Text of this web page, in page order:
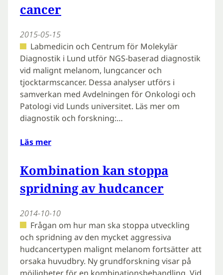
cancer
2015-05-15
Labmedicin och Centrum för Molekylär
Diagnostik i Lund utför NGS-baserad diagnostik
vid malignt melanom, lungcancer och
tjocktarmscancer. Dessa analyser utförs i
samverkan med Avdelningen för Onkologi och
Patologi vid Lunds universitet. Läs mer om
diagnostik och forskning:…
Läs mer
Kombination kan stoppa
spridning av hudcancer
2014-10-10
Frågan om hur man ska stoppa utveckling
och spridning av den mycket aggressiva
hudcancertypen malignt melanom fortsätter att
orsaka huvudbry. Ny grundforskning visar på